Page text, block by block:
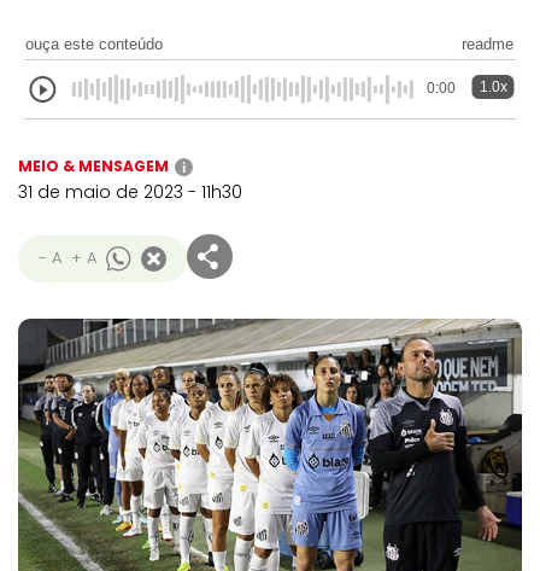
ouça este conteúdo readme
0:00 1.0x
MEIO & MENSAGEM i
31 de maio de 2023 - 11h30
- A + A